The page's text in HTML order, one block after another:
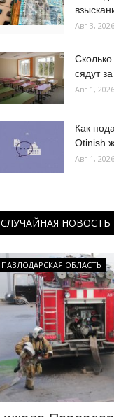
Авг 3, 2026
сядут
Авг 1, 2026
Как
Otinish
Авг 1, 2026
СЛУЧАЙНАЯ НОВОСТЬ
ПАВЛОДАРСКАЯ ОБЛАСТЬ